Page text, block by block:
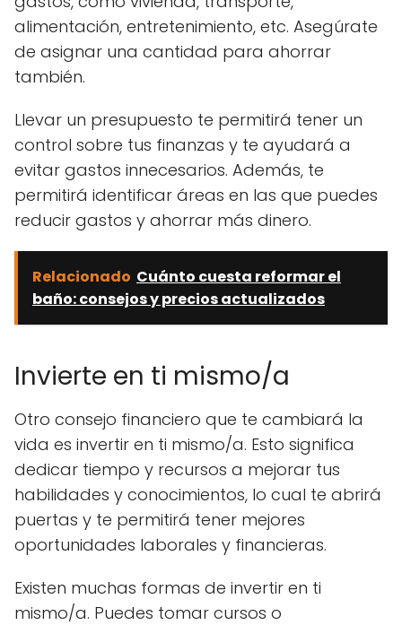
alimentación, entretenimiento, etc. Asegúrate
de asignar una cantidad para ahorrar
también.
Llevar un presupuesto te permitirá tener un
control sobre tus finanzas y te ayudará a
evitar gastos innecesarios. Además, te
permitirá identificar áreas en las que puedes
reducir gastos y ahorrar más dinero.
Relacionado Cuánto cuesta reformar el
baño: consejos y precios actualizados
Invierte en ti mismo/a
Otro consejo financiero que te cambiará la
vida es invertir en ti mismo/a. Esto significa
dedicar tiempo y recursos a mejorar tus
habilidades y conocimientos, lo cual te abrirá
puertas y te permitirá tener mejores
oportunidades laborales y financieras.
Existen muchas formas de invertir en ti
mismo/a. Puedes tomar cursos o